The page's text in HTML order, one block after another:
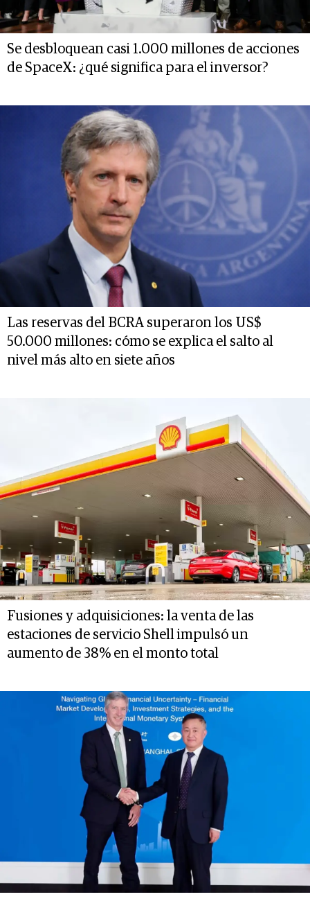
Se desbloquean casi 1.000 millones de acciones
de SpaceX: ¿qué significa para el inversor?
Las reservas del BCRA superaron los US$
50.000 millones: cómo se explica el salto al
nivel más alto en siete años
Fusiones y adquisiciones: la venta de las
estaciones de servicio Shell impulsó un
aumento de 38% en el monto total